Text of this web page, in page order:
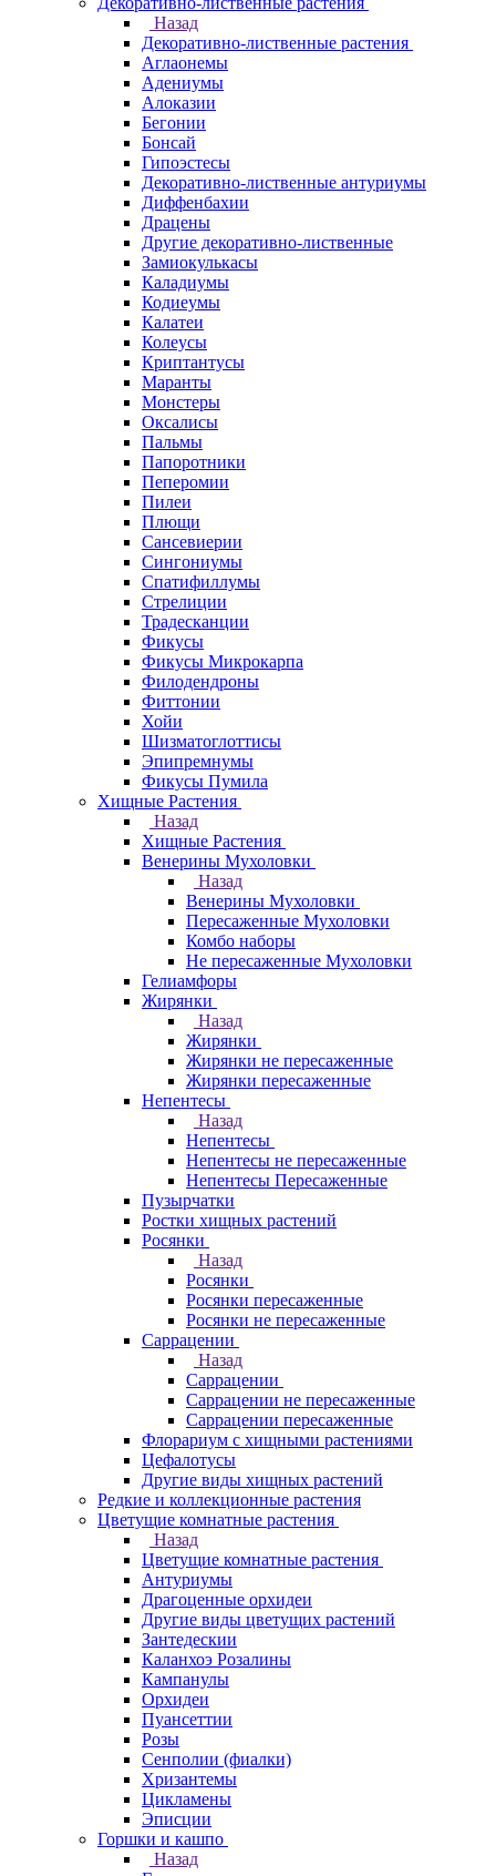
Назад
Декоративно-лиственные растения
Аглаонемы
Адениумы
Алоказии
Бегонии
Бонсай
Гипоэстесы
Декоративно-лиственные антуриумы
Диффенбахии
Драцены
Другие декоративно-лиственные
Замиокулькасы
Каладиумы
Кодиеумы
Калатеи
Колеусы
Криптантусы
Маранты
Монстеры
Оксалисы
Пальмы
Папоротники
Пеперомии
Пилеи
Плющи
Сансевиерии
Сингониумы
Спатифиллумы
Стрелиции
Традесканции
Фикусы
Фикусы Микрокарпа
Филодендроны
Фиттонии
Хойи
Шизматоглоттисы
Эпипремнумы
Фикусы Пумила
Хищные Растения
Назад
Хищные Растения
Венерины Мухоловки
Назад
Венерины Мухоловки
Пересаженные Мухоловки
Комбо наборы
Не пересаженные Мухоловки
Гелиамфоры
Жирянки
Назад
Жирянки
Жирянки не пересаженные
Жирянки пересаженные
Непентесы
Назад
Непентесы
Непентесы не пересаженные
Непентесы Пересаженные
Пузырчатки
Ростки хищных растений
Росянки
Назад
Росянки
Росянки пересаженные
Росянки не пересаженные
Саррацении
Назад
Саррацении
Саррацении не пересаженные
Саррацении пересаженные
Флорариум с хищными растениями
Цефалотусы
Другие виды хищных растений
Редкие и коллекционные растения
Цветущие комнатные растения
Назад
Цветущие комнатные растения
Антуриумы
Драгоценные орхидеи
Другие виды цветущих растений
Зантедескии
Каланхоэ Розалины
Кампанулы
Орхидеи
Пуансеттии
Розы
Сенполии (фиалки)
Хризантемы
Цикламены
Эписции
Горшки и кашпо
Назад